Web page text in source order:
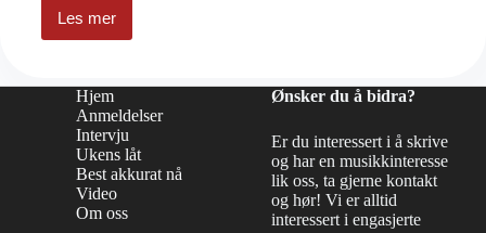
Les mer
Årets
funn!
Hjem
Anmeldelser
Intervju
Ukens låt
Best akkurat nå
Video
Om oss
Ønsker du å bidra?
Er du interessert i å skrive
og har en musikkinteresse
lik oss, ta gjerne kontakt
og hør! Vi er alltid
interessert i engasjerte